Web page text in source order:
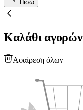
Πίσω
Καλάθι αγορών
Αφαίρεση όλων